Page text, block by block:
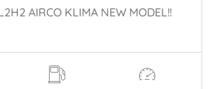
AIRCO KLIMA NEW MODEL!!